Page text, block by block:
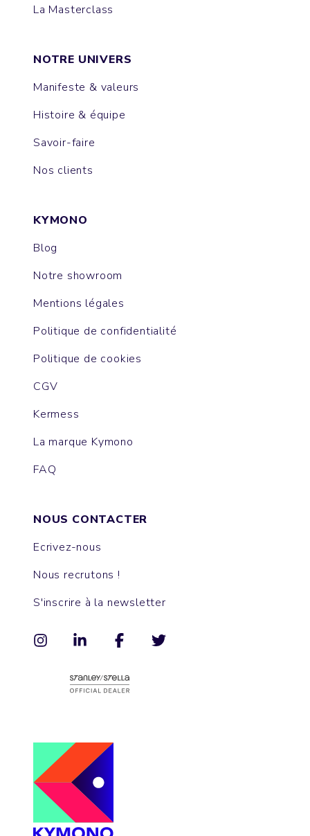
La Masterclass
NOTRE UNIVERS
Manifeste & valeurs
Histoire & équipe
Savoir-faire
Nos clients
KYMONO
Blog
Notre showroom
Mentions légales
Politique de confidentialité
Politique de cookies
CGV
Kermess
La marque Kymono
FAQ
NOUS CONTACTER
Ecrivez-nous
Nous recrutons !
S'inscrire à la newsletter